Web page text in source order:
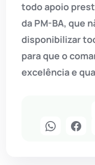
todo apoio
da PM-BA, que
disponibilizar
para que o
excelência e